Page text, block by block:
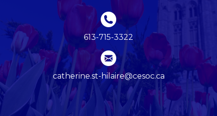
613-715-3322
catherine.st-hilaire@cesoc.ca